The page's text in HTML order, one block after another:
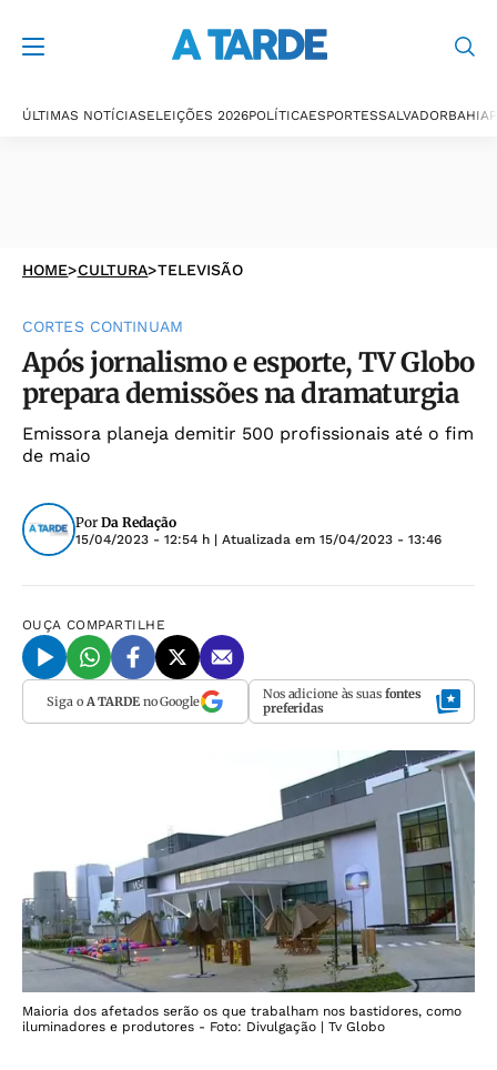
ÚLTIMAS NOTÍCIASELEIÇÕES 2026POLÍTICAESPORTESSALVADORBAHIA
HOME>CULTURA>TELEVISÃO
CORTES CONTINUAM
Após jornalismo e esporte, TV Globo
prepara demissões na dramaturgia
Emissora planeja demitir 500 profissionais até o fim
de maio
Por Da Redação
15/04/2023 - 12:54 h | Atualizada em 15/04/2023 - 13:46
OUÇA COMPARTILHE
Siga o A TARDEno Google Nos adicione às suas fontes
preferidas
Maioria dos afetados serão os que trabalham nos bastidores, como
iluminadores e produtores - Foto: Divulgação | Tv Globo